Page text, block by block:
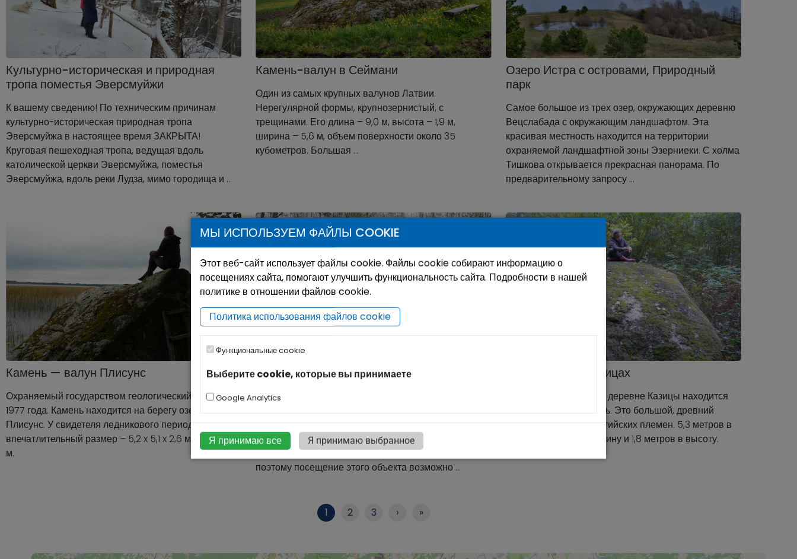
Культурно-историческая и природная
тропа поместья Эверсмуйжи
К вашему сведению! По техническим причинам
культурно-историческая природная тропа
Эверсмуйжа в настоящее время ЗАКРЫТА!
Круговая пешеходная тропа, ведущая вдоль
католической церкви Эверсмуйжа, поместья
Эверсмуйжа, вдоль реки Лудза, мимо городища и …
Камень-валун в Сеймани
Один из самых крупных валунов Латвии.
Нерегулярной формы, крупнозернистый, с
трещинами. Его длина – 9,0 м, высота – 1,9 м,
ширина – 5,6 м, объем поверхности около 35
кубометров. Большая …
Озеро Истра с островами, Природный
парк
Самое большое из трех озер, окружающих деревню
Вецслабада с окружающим ландшафтом. Эта
красивая местность находится на территории
охраняемой ландшафтной зоны Эзерниеки. С холма
Тишкова открывается прекрасная панорама. По
предварительному запросу …
Камень — валун Плисунс
Охраняемый государством геологический объект с
1977 года. Камень находится на берегу озера
Плисунс. У свидетеля ледникового периода
впечатлительный размер – 5,2 x 5,1 x 2,6 м, обьем – 17
м.
Камень “Око земли” (Zemes acs)
Камень уникален по своему минералогическому
монокристаллических валунов в Латвии не
зафиксировано. Камень находится на частной земле,
поэтому посещение этого объекта возможно …
Бык-камень в Казицах
Недалеко от Рундан, в деревне Казицы находится
гранитный Бык-Камень. Это большой, древний
культовый камень балтийских племен. 5,3 метров в
длину, 3,5 метра в ширину и 1,8 метров в высоту.
1 2 3 › »
МЫ ИСПОЛЬЗУЕМ ФАЙЛЫ COOKIE
Этот веб-сайт использует файлы cookie. Файлы cookie собирают информацию о
посещениях сайта, помогают улучшить функциональность сайта. Подробности в нашей
политике в отношении файлов cookie.
Политика использования файлов cookie
Функциональные cookie
Выберите cookie, которые вы принимаете
Google Analytics
Я принимаю все Я принимаю выбранное